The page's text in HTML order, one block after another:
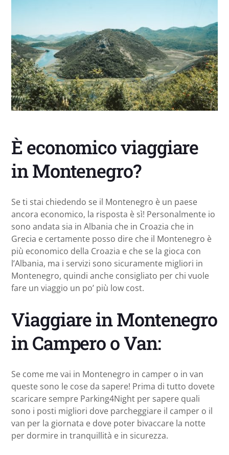
È economico viaggiare
in Montenegro?
Se ti stai chiedendo se il Montenegro è un paese
ancora economico, la risposta è sì! Personalmente io
sono andata sia in Albania che in Croazia che in
Grecia e certamente posso dire che il Montenegro è
più economico della Croazia e che se la gioca con
l’Albania, ma i servizi sono sicuramente migliori in
Montenegro, quindi anche consigliato per chi vuole
fare un viaggio un po’ più low cost.
Viaggiare in Montenegro
in Campero o Van:
Se come me vai in Montenegro in camper o in van
queste sono le cose da sapere! Prima di tutto dovete
scaricare sempre Parking4Night per sapere quali
sono i posti migliori dove parcheggiare il camper o il
van per la giornata e dove poter bivaccare la notte
per dormire in tranquillità e in sicurezza.